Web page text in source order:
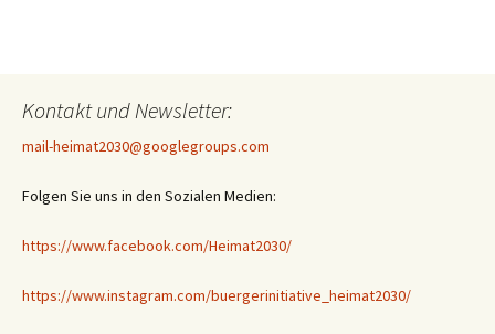
Kontakt und Newsletter:
mail-heimat2030@googlegroups.com
Folgen Sie uns in den Sozialen Medien:
https://www.facebook.com/Heimat2030/
https://www.instagram.com/buergerinitiative_heimat2030/